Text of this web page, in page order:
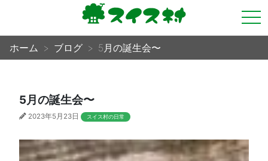
ホーム
ブログ 5月の誕生会〜
5月の誕生会〜
2023年5月23日 スイス村の日常